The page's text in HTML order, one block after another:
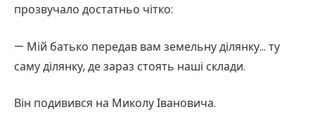
прозвучало достатньо чітко:
— Мій батько передав вам земельну ділянку… ту
саму ділянку, де зараз стоять наші склади.
Він подивився на Миколу Івановича.